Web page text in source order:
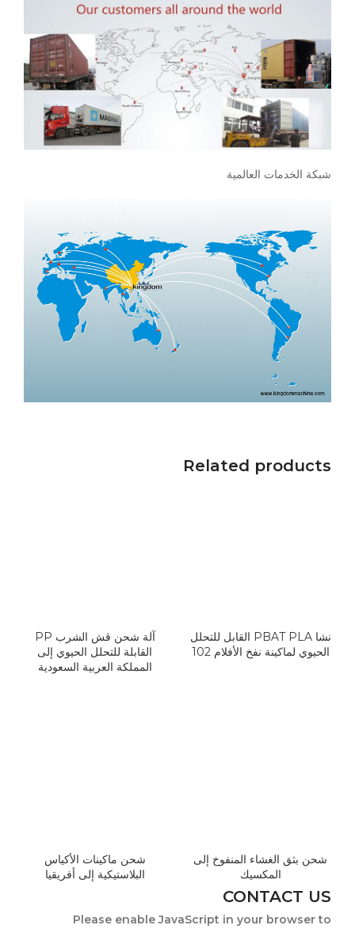
شبكة الخدمات العالمية
Related products
نشا PBAT PLA القابل للتحلل
الحيوي لماكينة نفخ الأفلام 102
آلة شحن قش الشرب PP
القابلة للتحلل الحيوي إلى
المملكة العربية السعودية
شحن بثق الغشاء المنفوخ إلى
المكسيك
شحن ماكينات الأكياس
البلاستيكية إلى أفريقيا
CONTACT US
Please enable JavaScript in your browser to